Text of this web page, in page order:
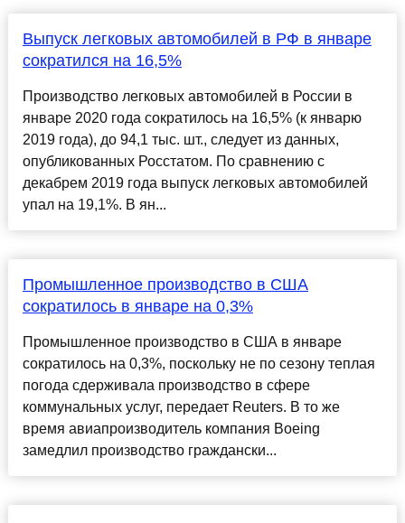
Выпуск легковых автомобилей в РФ в январе
сократился на 16,5%
Производство легковых автомобилей в России в
январе 2020 года сократилось на 16,5% (к январю
2019 года), до 94,1 тыс. шт., следует из данных,
опубликованных Росстатом. По сравнению с
декабрем 2019 года выпуск легковых автомобилей
упал на 19,1%. В ян...
Промышленное производство в США
сократилось в январе на 0,3%
Промышленное производство в США в январе
сократилось на 0,3%, поскольку не по сезону теплая
погода сдерживала производство в сфере
коммунальных услуг, передает Reuters. В то же
время авиапроизводитель компания Boeing
замедлил производство граждански...